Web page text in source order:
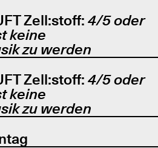
Zell:stoff: 4/5 oder
keine
zu werden
Zell:stoff: 4/5 oder
keine
zu werden